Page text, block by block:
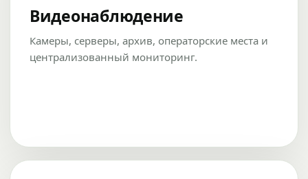
Видеонаблюдение
Камеры, серверы, архив, операторские места и
централизованный мониторинг.